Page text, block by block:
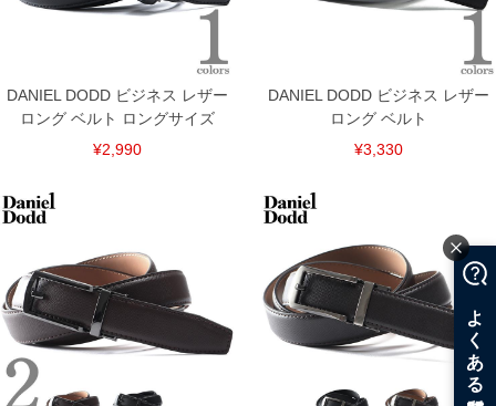
COLOR VARIATION
DANIEL DODD ビジネス レザー
ロング ベルト ロングサイズ
¥2,990
DANIEL DODD ビジネス レザー
ロング ベルト
¥3,330